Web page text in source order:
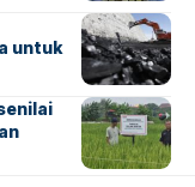
untuk